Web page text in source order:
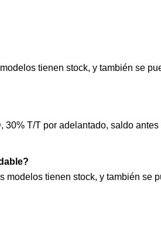
tienen stock, y también se
30% T/T por adelantado, saldo antes
tienen stock, y también se